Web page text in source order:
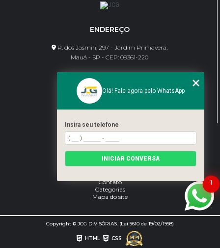
ENDEREÇO
R. dos Jasmin, 297 - Jardim Primavera,
Mauá - SP - CEP: 09361-220
CONTATO
(11) 95462-8630
bene@jcgdivisorias.com
Home
Sobre Nós
Serviços
Contato
Categorias
Mapa do site
Copyright © JCG DIVISÓRIAS. (Lei 9610 de 19/02/1998)
HTML CSS
1
Olá! Fale agora pelo WhatsApp
Insira seu telefone
INICIAR CONVERSA